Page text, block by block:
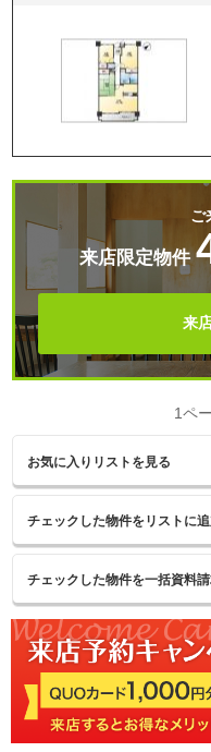
ご
来店限定物件
来
1ペ
お気に入りリストを見る